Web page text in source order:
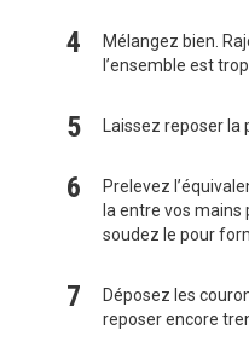
Mélangez bien.
l’ensemble est
Laissez reposer
Prelevez
la entre vos
soudez le pour
Déposez les
reposer encore